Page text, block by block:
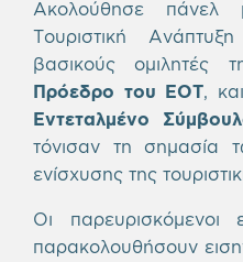
Ακολούθησε
Τουριστική
βασικούς ομιλητές
Πρόεδρο του ΕΟΤ,
Εντεταλμένο
τόνισαν τη σημασία
ενίσχυσης της
Οι παρευρισκόμενοι
παρακολουθήσουν